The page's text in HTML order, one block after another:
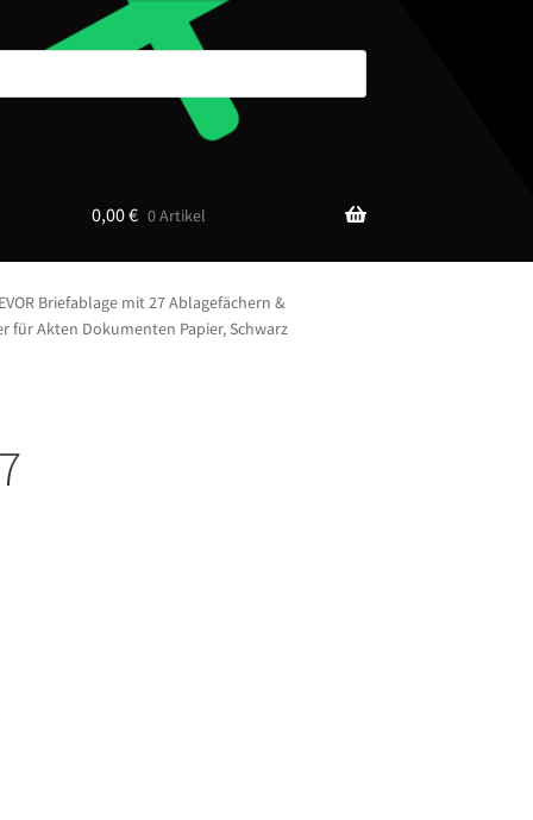
0,00€ 0 Artikel
Briefablage mit 27 Ablagefächern &
Akten Dokumenten Papier, Schwarz